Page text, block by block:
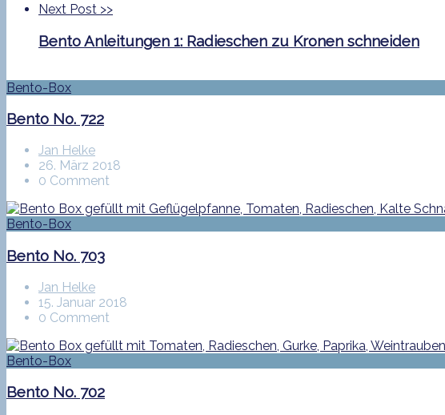
Next Post >>
Bento Anleitungen 1: Radieschen zu Kronen schneiden
Bento-Box
Bento No. 722
Jan Helke
26. März 2018
0 Comment
Bento-Box
Bento No. 703
Jan Helke
15. Januar 2018
0 Comment
Bento-Box
Bento No. 702